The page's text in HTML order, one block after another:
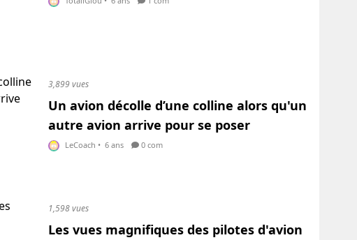
3,899 vues
Un avion décolle d’une colline alors qu'un
autre avion arrive pour se poser
LeCoach • 6 ans 0 com
1,598 vues
Les vues magnifiques des pilotes d'avion